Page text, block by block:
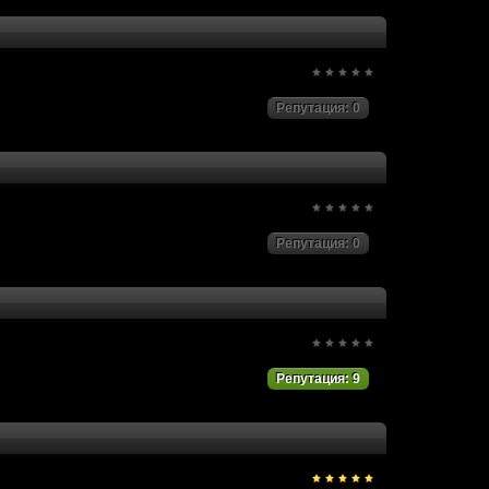
(14 октября 2017 - 08:33)
(12 октября 2017 - 03:29)
поиск можно выполнить.
Репутация: 0
Репутация: 0
Репутация: 9